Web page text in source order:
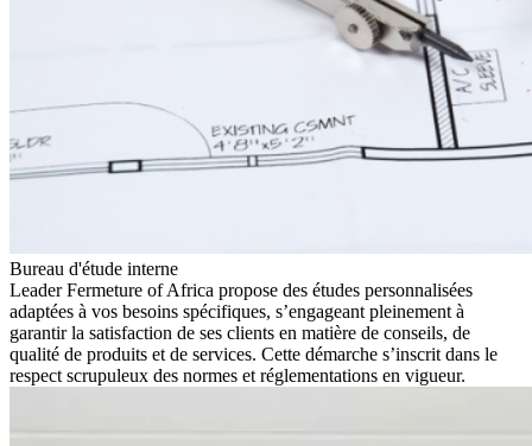
Bureau d'étude interne
Leader Fermeture of Africa propose des études personnalisées
adaptées à vos besoins spécifiques, s’engageant pleinement à
garantir la satisfaction de ses clients en matière de conseils, de
qualité de produits et de services. Cette démarche s’inscrit dans le
respect scrupuleux des normes et réglementations en vigueur.